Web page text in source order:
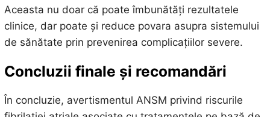
Aceasta nu doar că poate îmbunătăți rezultatele
clinice, dar poate și reduce povara asupra sistemului
de sănătate prin prevenirea complicațiilor severe.
Concluzii finale și recomandări
În concluzie, avertismentul ANSM privind riscurile